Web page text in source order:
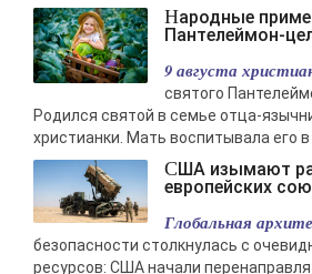
Народные приметы на 9 августа —
Пантелеймон-
9 августа
святого
Родился святой в семье отца-
христианки. Мать воспитывала его в
США изымают ракеты Patriot у
европейских
Глобальная
безопасности столкнулась с
ресурсов: США начали